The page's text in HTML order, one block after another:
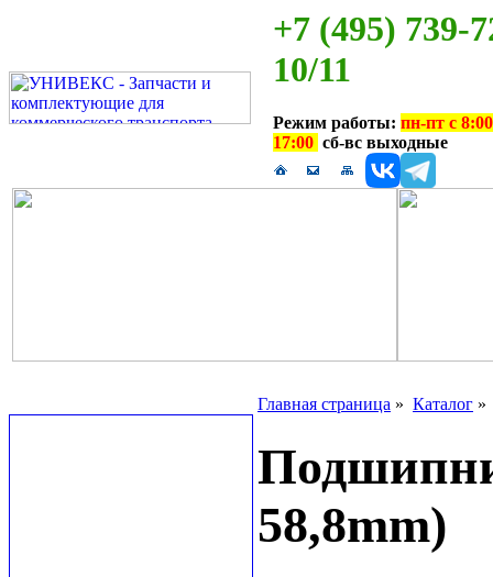
+7 (495) 739-
10/11
Режим работы: пн-пт с
17:00 сб-вс выходные
Главная страница » Каталог
58,8mm)